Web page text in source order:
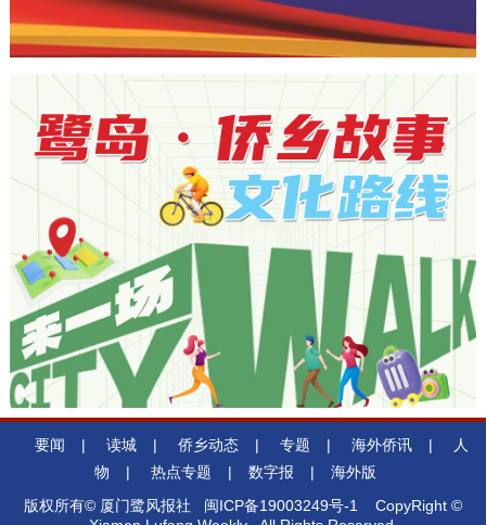
要闻 | 读城 | 侨乡动态 | 专题 | 海外侨讯 |
人
物
| 热点专题 | 数字报 |
海外版
版权所有© 厦门鹭风报社 闽ICP备19003249号-1
CopyRight ©